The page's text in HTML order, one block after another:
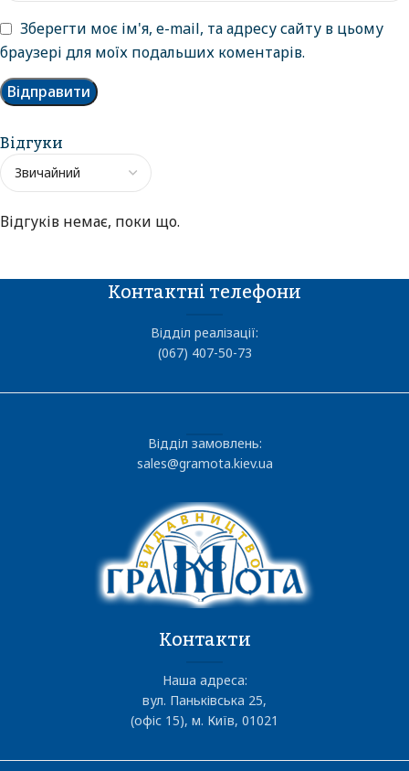
Відгуки
Відгуків немає, поки що.
Зберегти моє ім'я, e-mail, та адресу сайту в цьому
браузері для моїх подальших коментарів.
Контактні телефони
Відділ реалізації:
(067) 407-50-73
Відділ замовлень:
sales@gramota.kiev.ua
Контакти
Наша адреса:
вул. Паньківська 25,
(офіс 15), м. Київ, 01021